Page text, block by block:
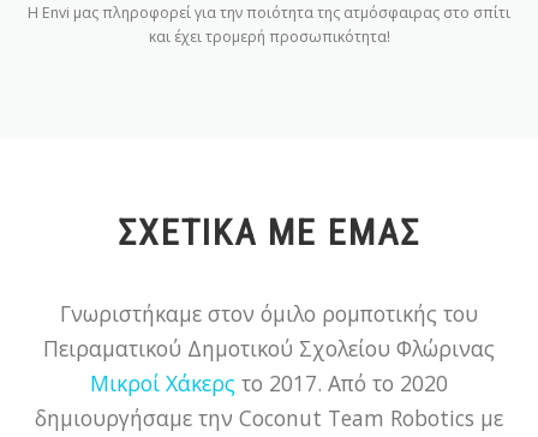
Η Envi μας πληροφορεί για την ποιότητα της ατμόσφαιρας στο σπίτι
και έχει τρομερή προσωπικότητα!
ΣΧΕΤΙΚΆ ΜΕ ΕΜΆΣ
Γνωριστήκαμε στον όμιλο ρομποτικής του
Πειραματικού Δημοτικού Σχολείου Φλώρινας
Μικροί Χάκερς το 2017. Από το 2020
δημιουργήσαμε την Coconut Team Robotics με